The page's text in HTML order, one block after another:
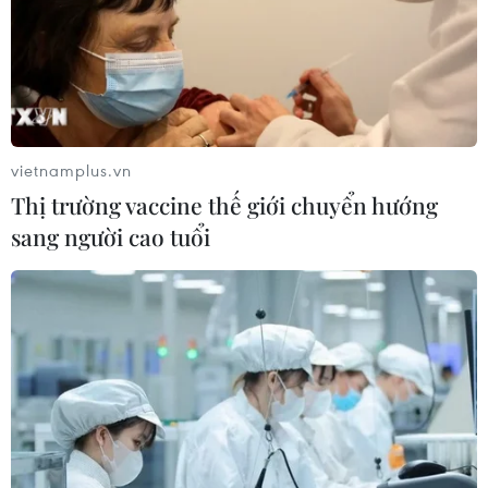
07/08/2026 00:50
Lực lượng Houthi tấn công quân đội
Yemen, ít nhất 45 binh sỹ thương
vong
06/08/2026 23:57
trẻ em thiệt mạng trong 300 ngày
06/08/2026 22:56
Iran và Oman thống nhất mở lại eo
biển Hormuz trong 60 ngày
06/08/2026 12:25
vietnamplus.vn
Thị trường vaccine thế giới chuyển hướng
sang người cao tuổi